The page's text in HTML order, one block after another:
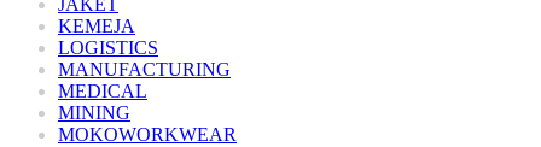
JAKET
KEMEJA
LOGISTICS
MANUFACTURING
MEDICAL
MINING
MOKOWORKWEAR